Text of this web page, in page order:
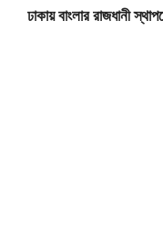
ঢাকায় বাংলার রাজধানী